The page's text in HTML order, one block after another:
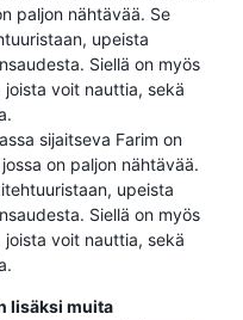
paljon nähtävää. Se
upeista
Siellä on myös
voit nauttia, sekä
sijaitseva Farim on
on paljon nähtävää.
upeista
Siellä on myös
voit nauttia, sekä
lisäksi muita